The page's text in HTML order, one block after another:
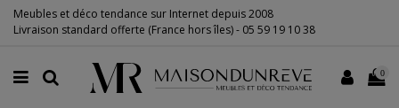
Meubles et déco tendance sur Internet depuis 2008
Livraison standard offerte (France hors îles) - 05 59 19 10 38
0